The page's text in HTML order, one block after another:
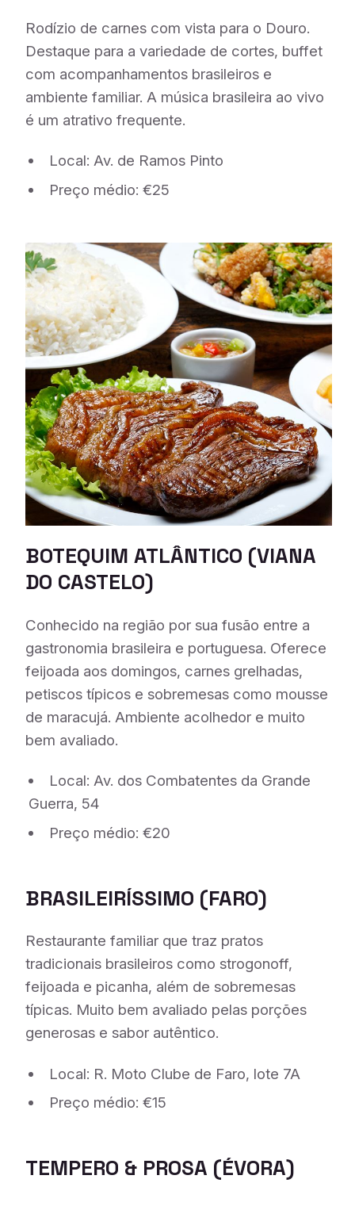
Rodízio de carnes com vista para o Douro.
Destaque para a variedade de cortes, buffet
com acompanhamentos brasileiros e
ambiente familiar. A música brasileira ao vivo
é um atrativo frequente.
Local: Av. de Ramos Pinto
Preço médio: €25
BOTEQUIM ATLÂNTICO (VIANA
DO CASTELO)
Conhecido na região por sua fusão entre a
gastronomia brasileira e portuguesa. Oferece
feijoada aos domingos, carnes grelhadas,
petiscos típicos e sobremesas como mousse
de maracujá. Ambiente acolhedor e muito
bem avaliado.
Local: Av. dos Combatentes da Grande
Guerra, 54
Preço médio: €20
BRASILEIRÍSSIMO (FARO)
Restaurante familiar que traz pratos
tradicionais brasileiros como strogonoff,
feijoada e picanha, além de sobremesas
típicas. Muito bem avaliado pelas porções
generosas e sabor autêntico.
Local: R. Moto Clube de Faro, lote 7A
Preço médio: €15
TEMPERO & PROSA (ÉVORA)